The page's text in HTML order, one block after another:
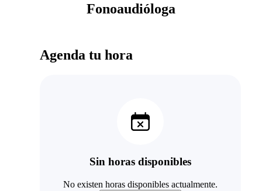
Fonoaudióloga
Agenda tu hora
Sin horas disponibles
No existen horas disponibles actualmente.